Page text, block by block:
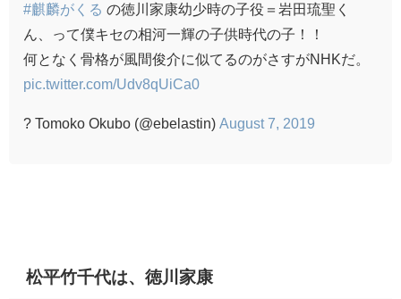
#麒麟がくる の徳川家康幼少時の子役＝岩田琉聖く
ん、って僕キセの相河一輝の子供時代の子！！
何となく骨格が風間俊介に似てるのがさすがNHKだ。
pic.twitter.com/Udv8qUiCa0
? Tomoko Okubo (@ebelastin) August 7, 2019
松平竹千代は、徳川家康